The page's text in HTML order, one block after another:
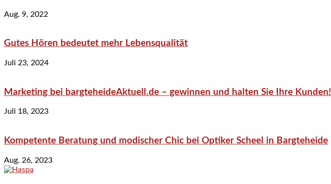
Aug. 9, 2022
Gutes Hören bedeutet mehr Lebensqualität
Juli 23, 2024
Marketing bei bargteheideAktuell.de – gewinnen und halten Sie Ihre Kunden!
Juli 18, 2023
Kompetente Beratung und modischer Chic bei Optiker Scheel in Bargteheide
Aug. 26, 2023